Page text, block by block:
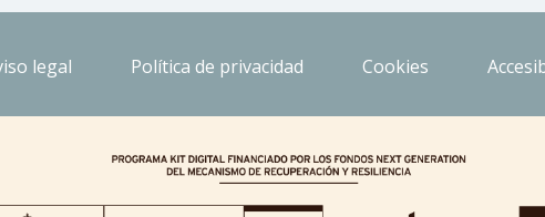
legal Política de privacidad Cookies